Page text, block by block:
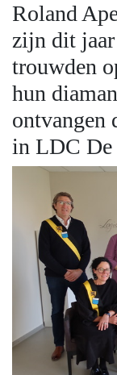
Roland
zijn dit
trouwden
hun
ontvangen
in LDC De